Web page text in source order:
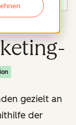
gezielt an
der